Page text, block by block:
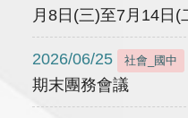
月8日(三)至7月14日(
2026/06/25 社會_國中
期末團務會議